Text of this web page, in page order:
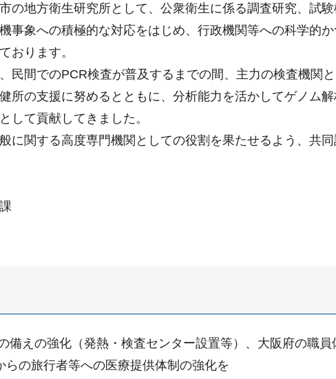
の地方衛生研究所として、公衆衛生に係る調査研究、試
事象への積極的な対応をはじめ、行政機関等への科学的
おります。
民間でのPCR検査が普及するまでの間、主力の検査機関
所の支援に努めるとともに、分析能力を活かしてゲノム
して貢献してきました。
に関する高度専門機関としての役割を果たせるよう、共
備えの強化（発熱・検査センター設置等）、大阪府の職
らの旅行者等への医療提供体制の強化を